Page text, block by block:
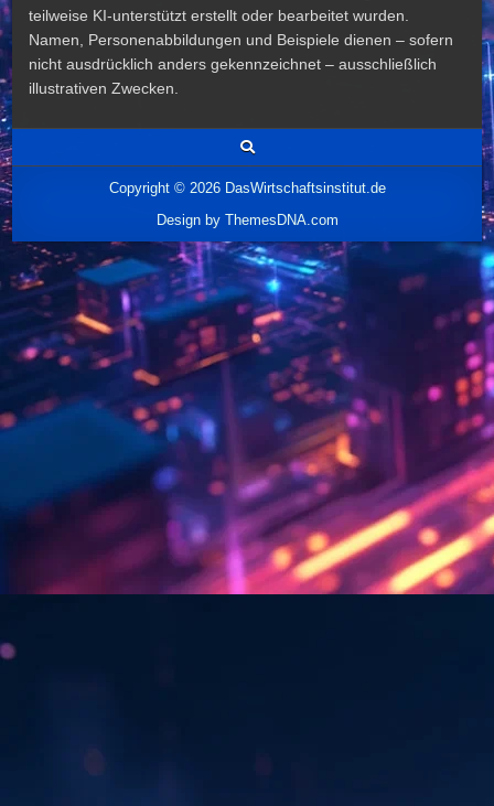
teilweise KI-unterstützt erstellt oder bearbeitet wurden.
Namen, Personenabbildungen und Beispiele dienen – sofern
nicht ausdrücklich anders gekennzeichnet – ausschließlich
illustrativen Zwecken.
Copyright © 2026 DasWirtschaftsinstitut.de
Design by ThemesDNA.com